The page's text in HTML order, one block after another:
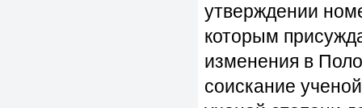
утверждении
которым
изменения в
соискание